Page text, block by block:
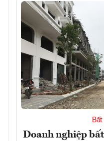
Bất
Doanh nghiệp